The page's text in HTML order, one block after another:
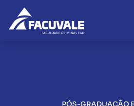
PÓS-GRADUAÇÃO